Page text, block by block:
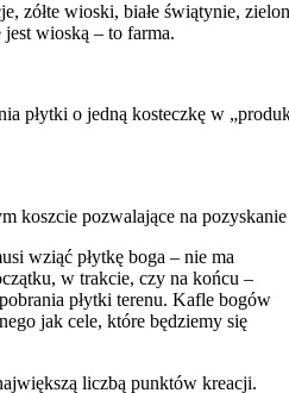
zółte wioski, białe świątynie,
jest wioską – to farma.
płytki o jedną kosteczkę w
koszcie pozwalające na
wziąć płytkę boga – nie ma
w trakcie, czy na końcu –
płytki terenu. Kafle bogów
jak cele, które będziemy się
liczbą punktów kreacji.